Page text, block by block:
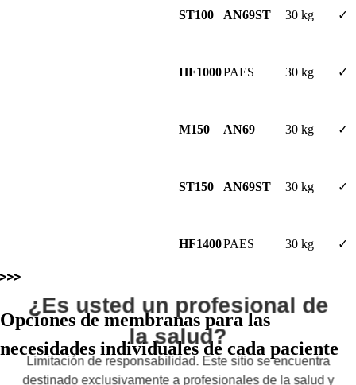
ST100 AN69ST 30 kg ✓
HF1000PAES 30 kg ✓
M150 AN69 30 kg ✓
ST150 AN69ST 30 kg ✓
HF1400PAES 30 kg ✓
Opciones de membranas para las
necesidades individuales de cada paciente
¿Es usted un profesional de
la salud?
Limitación de responsabilidad. Este sitio se encuentra
destinado exclusivamente a profesionales de la salud y